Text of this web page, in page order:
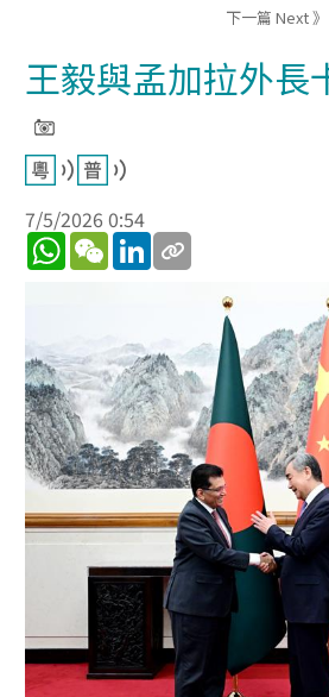
下一篇 Next 》
王毅與孟加拉外長
7/5/2026 0:54
WhatsApp
WeChatLinkedIn